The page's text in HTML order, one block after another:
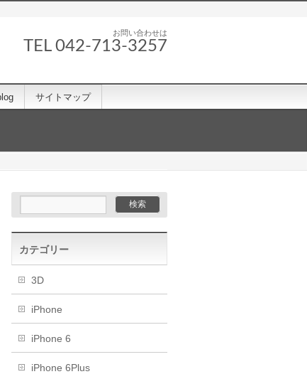
お問い合わせは
TEL 042-713-3257
サイトマップ
カテゴリー
3D
iPhone
iPhone 6
iPhone 6Plus